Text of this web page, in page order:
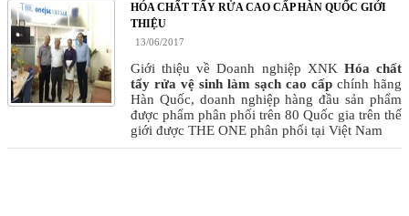
HÓA CHẤT TẨY RỬA CAO CẤP HÀN QUỐC GIỚI
THIỆU
13/06/2017
Giới thiệu về Doanh nghiệp XNK Hóa chất
tẩy rửa vệ sinh làm sạch cao cấp chính hãng
Hàn Quốc, doanh nghiệp hàng đầu sản phẩm
được phẩm phân phối trên 80 Quốc gia trên thế
giới được THE ONE phân phối tại Việt Nam